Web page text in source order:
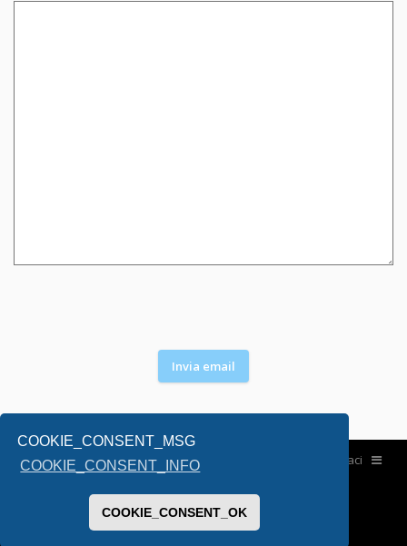
COOKIE_CONSENT_MSG
COOKIE_CONSENT_INFO
COOKIE_CONSENT_OK
Home Contattaci